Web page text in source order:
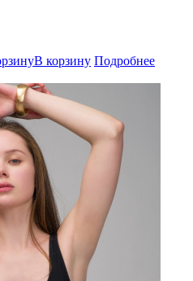
В корзину Подробнее